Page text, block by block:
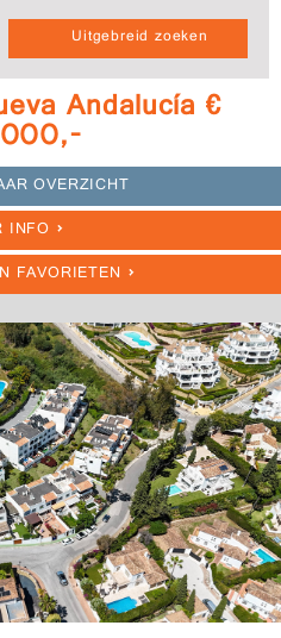
Uitgebreid zoeken
Andalucía €
OVERZICHT
INFO
FAVORIETEN